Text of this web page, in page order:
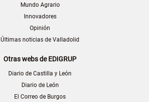
Mundo Agrario
Innovadores
Opinión
Últimas noticias de Valladolid
Otras webs de EDIGRUP
Diario de Castilla y León
Diario de León
El Correo de Burgos